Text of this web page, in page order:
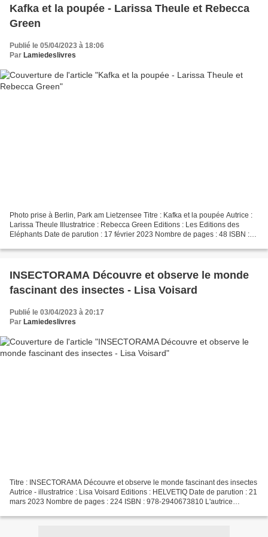
Kafka et la poupée - Larissa Theule et Rebecca
Green
Publié le 05/04/2023 à 18:06
Par Lamiedeslivres
Photo prise à Berlin, Park am Lietzensee Titre : Kafka et la poupée Autrice :
Larissa Theule Illustratrice : Rebecca Green Editions : Les Editions des
Eléphants Date de parution : 17 février 2023 Nombre de pages : 48 ISBN :
INSECTORAMA Découvre et observe le monde
fascinant des insectes - Lisa Voisard
Publié le 03/04/2023 à 20:17
Par Lamiedeslivres
Titre : INSECTORAMA Découvre et observe le monde fascinant des insectes
Autrice - illustratrice : Lisa Voisard Editions : HELVETIQ Date de parution : 21
mars 2023 Nombre de pages : 224 ISBN : 978-2940673810 L'autrice